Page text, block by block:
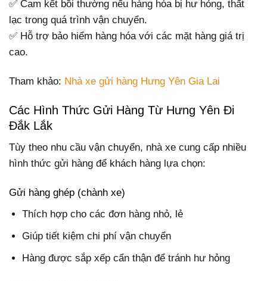
✅ Cam kết bồi thường nếu hàng hóa bị hư hỏng, thất
lạc trong quá trình vận chuyển.
✅ Hỗ trợ bảo hiểm hàng hóa với các mặt hàng giá trị
cao.
Tham khảo: Nhà xe gửi hàng Hưng Yên Gia Lai
Các Hình Thức Gửi Hàng Từ Hưng Yên Đi
Đắk Lắk
Tùy theo nhu cầu vận chuyển, nhà xe cung cấp nhiều
hình thức gửi hàng để khách hàng lựa chọn:
Gửi hàng ghép (chành xe)
Thích hợp cho các đơn hàng nhỏ, lẻ
Giúp tiết kiệm chi phí vận chuyển
Hàng được sắp xếp cẩn thận để tránh hư hỏng